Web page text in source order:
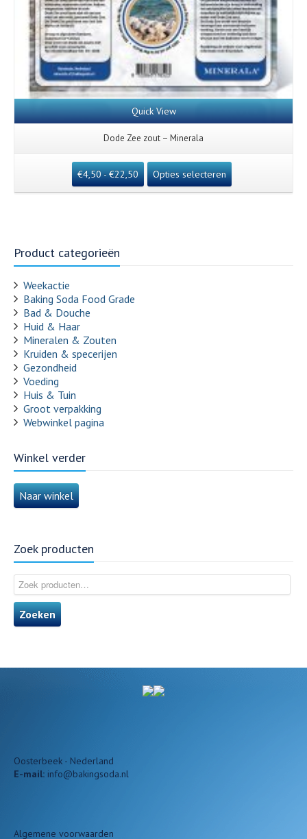
Quick View
Dode Zee zout – Minerala
€4,50- €22,50 Opties selecteren
Product categorieën
Weekactie
Baking Soda Food Grade
Bad & Douche
Huid & Haar
Mineralen & Zouten
Kruiden & specerijen
Gezondheid
Voeding
Huis & Tuin
Groot verpakking
Webwinkel pagina
Winkel verder
Naar winkel
Zoek producten
Zoeken
Oosterbeek - Nederland
E-mail: info@bakingsoda.nl
Algemene voorwaarden